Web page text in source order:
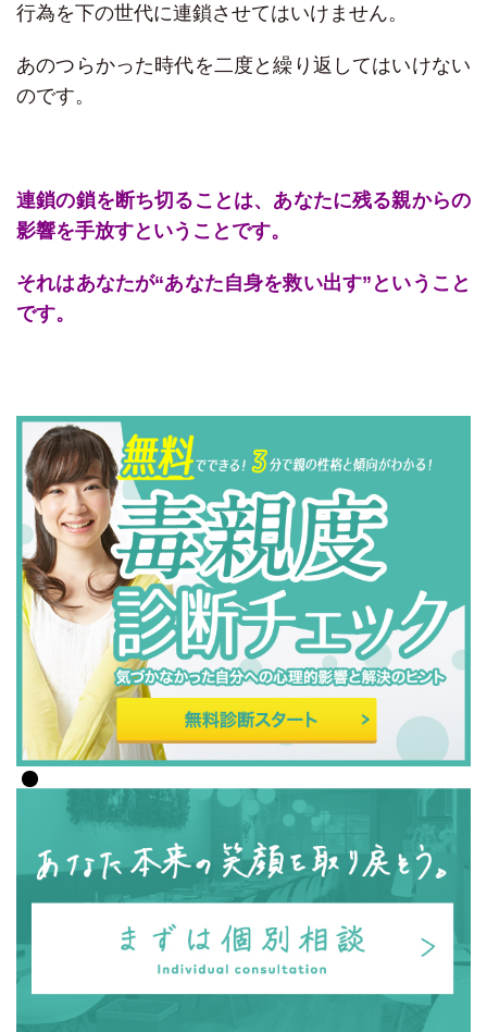
行為を下の世代に連鎖させてはいけません。
あのつらかった時代を二度と繰り返してはいけない
のです。
連鎖の鎖を断ち切ることは、あなたに残る親からの
影響を手放すということです。
それはあなたが“あなた自身を救い出す”ということ
です。